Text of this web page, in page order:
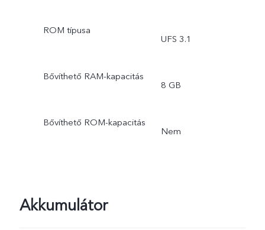
ROM típusa
UFS 3.1
Bővíthető RAM-kapacitás
8 GB
Bővíthető ROM-kapacitás
Nem
Akkumulátor